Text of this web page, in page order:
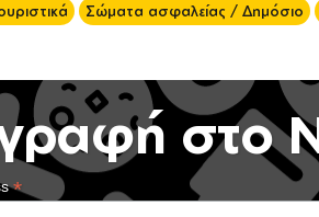
Σώματα ασφαλείας / Δημόσιο
στο
*